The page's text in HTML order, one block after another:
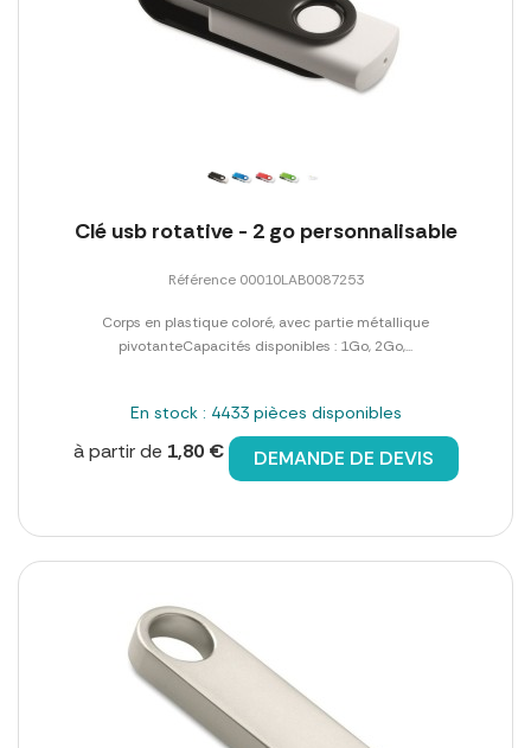
Clé usb rotative - 2 go personnalisable
Référence 00010LAB0087253
Corps en plastique coloré, avec partie métallique
pivotanteCapacités disponibles : 1Go, 2Go,...
En stock : 4433 pièces disponibles
à partir de 1,80 € DEMANDE DE DEVIS